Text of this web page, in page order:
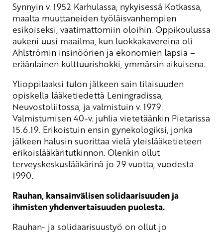
Synnyin v. 1952 Karhulassa, nykyisessä Kotkassa,
maalta muuttaneiden työläisvanhempien
esikoiseksi, vaatimattomiin oloihin. Oppikoulussa
aukeni uusi maailma, kun luokkakavereina oli
Ahlströmin insinöörien ja ekonomien lapsia –
eräänlainen kulttuurishokki, ymmärsin aikuisena.
Ylioppilaaksi tulon jälkeen sain tilaisuuden
opiskella lääketiedettä Leningradissa,
Neuvostoliitossa, ja valmistuin v. 1979.
Valmistumisen 40-v. juhlia vietetäänkin Pietarissa
15.6.19. Erikoistuin ensin gynekologiksi, jonka
jälkeen halusin suorittaa vielä yleislääketieteen
erikoislääkäritutkinnon. Olenkin ollut
terveyskeskuslääkärinä jo 29 vuotta, vuodesta
1990.
Rauhan, kansainvälisen solidaarisuuden ja
ihmisten yhdenvertaisuuden puolesta.
Rauhan- ja solidaarisuustyö on ollut jo